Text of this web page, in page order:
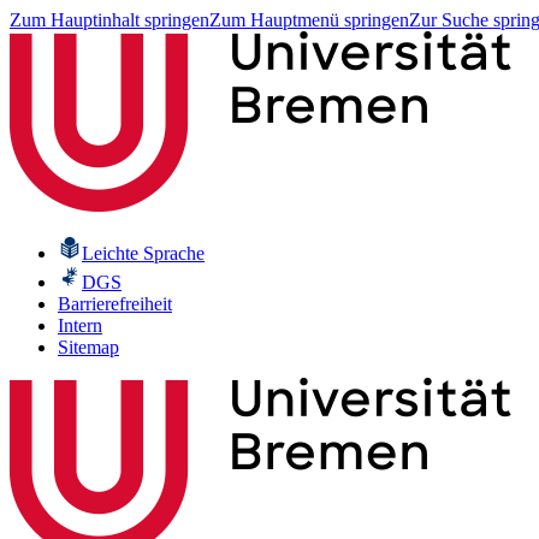
Zum Hauptinhalt springenZum Hauptmenü springenZur Suche
Leichte Sprache
DGS
Barrierefreiheit
Intern
Sitemap